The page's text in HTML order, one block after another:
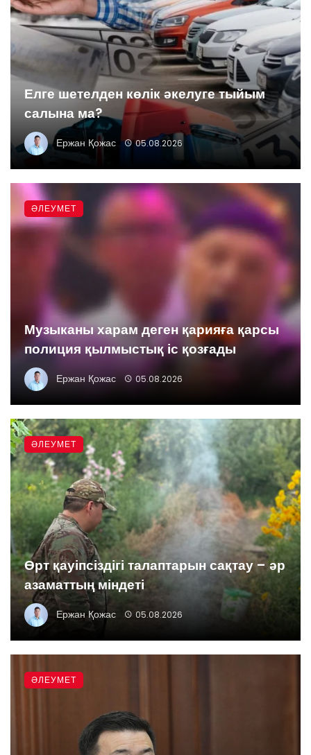
Елге шетелден көлік әкелуге тыйым
салына ма?
Ержан Қожас 05.08.2026
Музыканы харам деген қарияға қарсы
полиция қылмыстық іс қозғады
Ержан Қожас 05.08.2026
ӘЛЕУМЕТ
Өрт қауіпсіздігі талаптарын сақтау – әр
азаматтың міндеті
Ержан Қожас 05.08.2026
ӘЛЕУМЕТ
ӘЛЕУМЕТ